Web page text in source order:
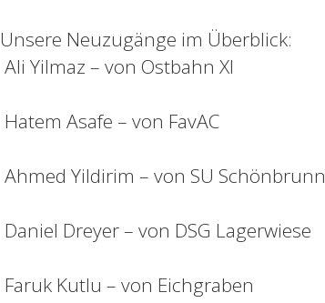
Unsere Neuzugänge im Überblick:
Ali Yilmaz – von Ostbahn XI
Hatem Asafe – von FavAC
Ahmed Yildirim – von SU Schönbrunn
Daniel Dreyer – von DSG Lagerwiese
Faruk Kutlu – von Eichgraben